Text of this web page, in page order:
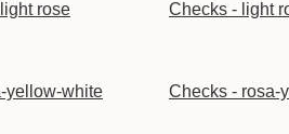
Checks - light
Checks - rosa-